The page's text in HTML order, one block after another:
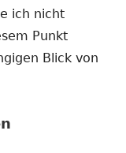
ich nicht
Punkt
Blick von